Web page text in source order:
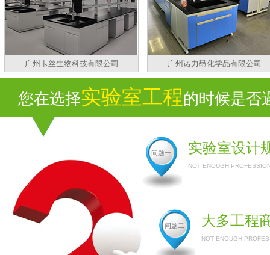
广州卡丝生物科技有限公司 广州诺力昂化学品有限公司
您在选择实验室工程的时候是否遇
问题一 实验室设计
NOT ENOUGH
问题二 大多工程
NOT ENOUGH